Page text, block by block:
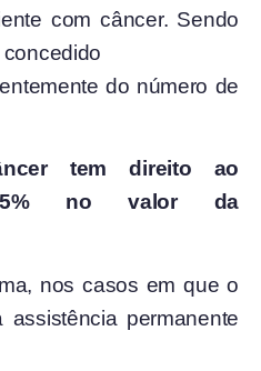
com câncer. Sendo
do número de
tem direito ao
no valor da
nos casos em que o
assistência permanente